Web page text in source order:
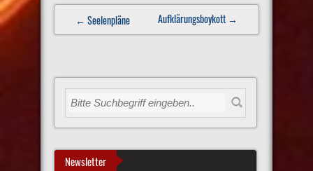
Post
navigation
← Seelenpläne Aufklärungsboykott →
Newsletter